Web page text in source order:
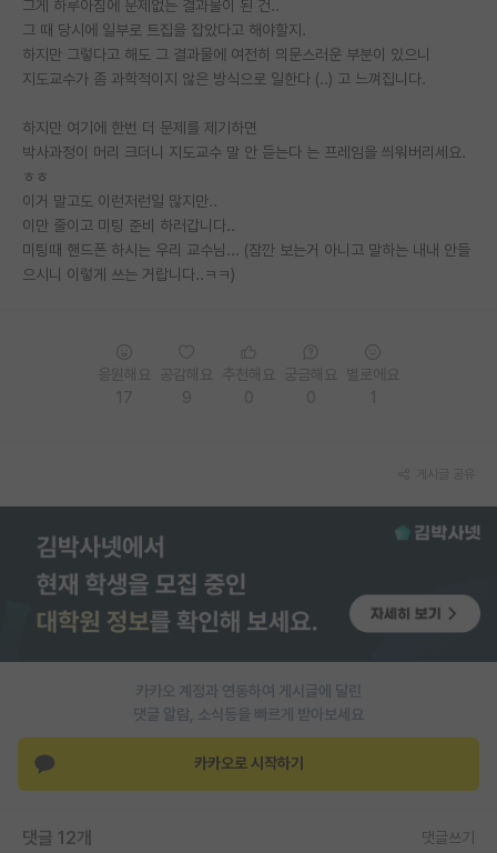
PI 전용 게시판
인문사회 계열 게시판
반도체/AI 게시판
장학금/장학생 게시판
학술 정보 게시판
홍보 게시판
재팬라운지 🌸
그게 하루아침에 문제없는 결과물이 된 건..
그 때 당시에 일부로 트집을 잡았다고 해야할지.
하지만 그렇다고 해도 그 결과물에 여전히 의문스러운 부분이 있으니
지도교수가 좀 과학적이지 않은 방식으로 일한다 (..) 고 느껴집니다.
하지만 여기에 한번 더 문제를 제기하면
박사과정이 머리 크더니 지도교수 말 안 듣는다 는 프레임을 씌워버리세요.
ㅎㅎ
이거 말고도 이런저런일 많지만..
이만 줄이고 미팅 준비 하러갑니다..
미팅때 핸드폰 하시는 우리 교수님... (잠깐 보는거 아니고 말하는 내내 안들
으시니 이렇게 쓰는 거랍니다..ㅋㅋ)
카카오 계정과 연동하여 게시글에 달린
댓글 알람, 소식등을 빠르게 받아보세요
카카오로 시작하기
댓글 12개 댓글쓰기